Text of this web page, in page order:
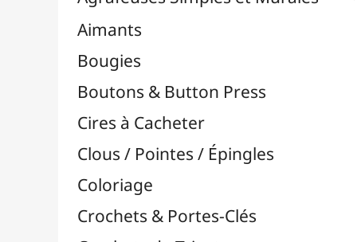
Feutrines & Caoutchouc Mousse
Fibres & Raphia
Fil Nylon & Elastiques
Fils Métalliques
Fleurs en Papier & Décors
Horlogerie - Mécanismes & Aiguilles
Masques
Massicots & Lames
Oeillets & Rivets